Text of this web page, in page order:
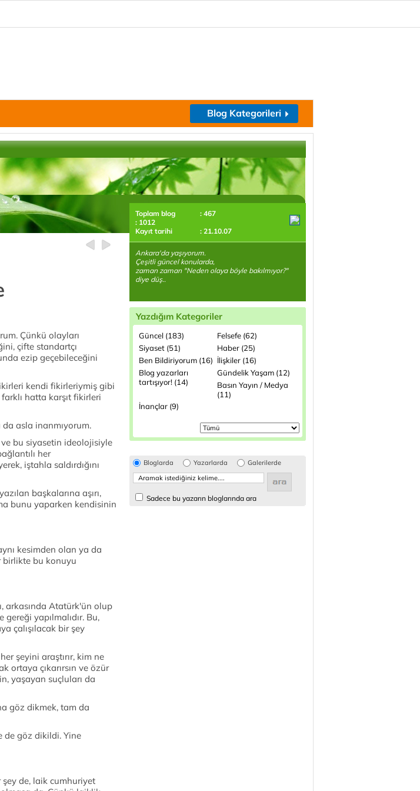
Blog Kategorileri
Çünkü olayları
çifte standartçı
ezip geçebileceğini
kendi fikirleriymiş gibi
hatta karşıt fikirleri
da asla inanmıyorum.
bu siyasetin ideolojisiyle
her
iştahla saldırdığını
başkalarına aşırı,
bunu yaparken kendisinin
kesimden olan ya da
birlikte bu konuyu
arkasında Atatürk'ün olup
yapılmalıdır. Bu,
çalışılacak bir şey
şeyini araştırır, kim ne
ortaya çıkarırsın ve özür
yaşayan suçluları da
göz dikmek, tam da
de göz dikildi. Yine
şey de, laik cumhuriyet
Toplam blog
: 467
: 1012
Kayıt tarihi
: 21.10.07
Ankara'da yaşıyorum.
Çeşitli güncel konularda,
zaman zaman "Neden olaya böyle bakılmıyor?"
diye düş..
Yazdığım Kategoriler
Güncel (183)
Felsefe (62)
Siyaset (51)
Haber (25)
Ben Bildiriyorum (16) İlişkiler (16)
Blog yazarları
tartışıyor! (14)
Gündelik Yaşam (12)
Basın Yayın / Medya
(11)
İnançlar (9)
Bloglarda Yazarlarda Galerilerde
Sadece bu yazarın bloglarında ara